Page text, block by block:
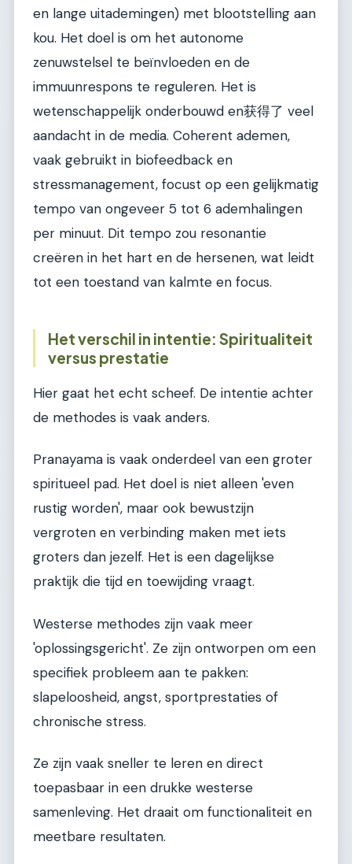
en lange uitademingen) met blootstelling aan
kou. Het doel is om het autonome
zenuwstelsel te beïnvloeden en de
immuunrespons te reguleren. Het is
wetenschappelijk onderbouwd en获得了 veel
aandacht in de media. Coherent ademen,
vaak gebruikt in biofeedback en
stressmanagement, focust op een gelijkmatig
tempo van ongeveer 5 tot 6 ademhalingen
per minuut. Dit tempo zou resonantie
creëren in het hart en de hersenen, wat leidt
tot een toestand van kalmte en focus.
Het verschil in intentie: Spiritualiteit
versus prestatie
Hier gaat het echt scheef. De intentie achter
de methodes is vaak anders.
Pranayama is vaak onderdeel van een groter
spiritueel pad. Het doel is niet alleen 'even
rustig worden', maar ook bewustzijn
vergroten en verbinding maken met iets
groters dan jezelf. Het is een dagelijkse
praktijk die tijd en toewijding vraagt.
Westerse methodes zijn vaak meer
'oplossingsgericht'. Ze zijn ontworpen om een
specifiek probleem aan te pakken:
slapeloosheid, angst, sportprestaties of
chronische stress.
Ze zijn vaak sneller te leren en direct
toepasbaar in een drukke westerse
samenleving. Het draait om functionaliteit en
meetbare resultaten.